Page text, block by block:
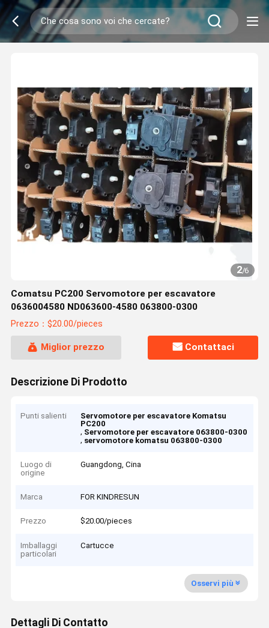
2/6
Comatsu PC200 Servomotore per escavatore
0636004580 ND063600-4580 063800-0300
Prezzo：$20.00/pieces
Miglior prezzo Contattaci
Descrizione Di Prodotto
Punti salienti
Servomotore per escavatore Komatsu
PC200
, Servomotore per escavatore 063800-0300
, servomotore komatsu 063800-0300
Luogo di
origine
Guangdong, Cina
Marca FOR KINDRESUN
Prezzo $20.00/pieces
Imballaggi
particolari
Cartucce
Osservi più
Dettagli Di Contatto